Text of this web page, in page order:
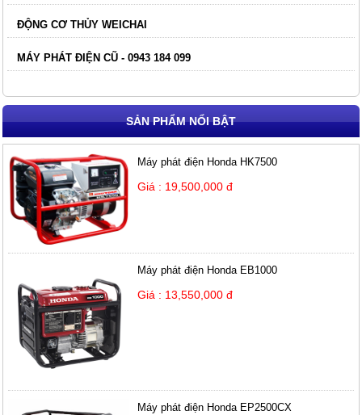
ĐỘNG CƠ THỦY WEICHAI
MÁY PHÁT ĐIỆN CŨ - 0943 184 099
SẢN PHẨM NỔI BẬT
Máy phát điện Honda HK7500
Giá : 19,500,000 đ
Máy phát điện Honda EB1000
Giá : 13,550,000 đ
Máy phát điện Honda EP2500CX